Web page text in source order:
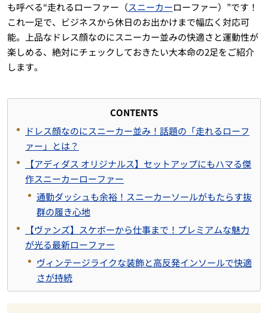
も呼べる“走れるローファー（スニーカーローファー）”です！
これ一足で、ビジネスから休日のお出かけまで幅広く対応可
能。上品なドレス顔なのにスニーカー並みの快適さと運動性が
楽しめる、絶対にチェックしておきたい大本命の2足をご紹介
します。
CONTENTS
ドレス顔なのにスニーカー並み！話題の「走れるローフ
ァー」とは？
【アディダス オリジナルス】セットアップにもハマる傑
作スニーカーローファー
通勤ダッシュも余裕！スニーカーソールがもたらす抜
群の履き心地
【ヴァンズ】スケボーから仕事まで！プレミアムな魅力
が光る最新ローファー
ヴィンテージライクな装飾と高反発インソールで快適
さが持続